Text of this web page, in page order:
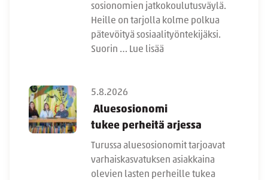
sosionomien jatkokoulutusväylä.
Heille on tarjolla kolme polkua
pätevöityä sosiaalityöntekijäksi.
Suorin … Lue lisää
5.8.2026
Aluesosionomi
tukee perheitä arjessa
Turussa aluesosionomit tarjoavat
varhaiskasvatuksen asiakkaina
olevien lasten perheille tukea